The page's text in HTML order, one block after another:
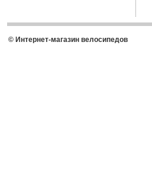
© Интернет-магазин велосипедов